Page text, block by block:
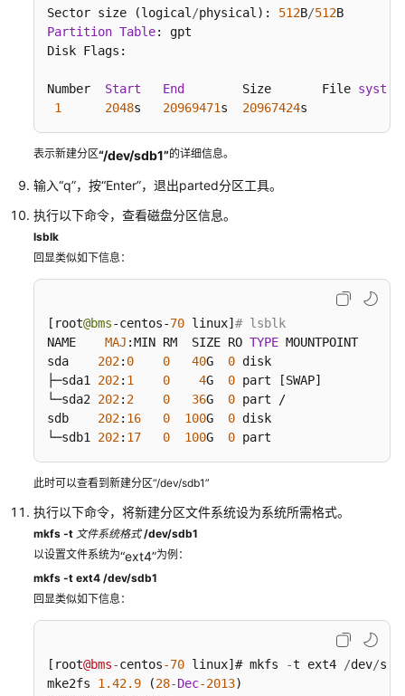
于
2TB
的
数
盘
（Windows
初
化
于
Linux
据
卸
载
磁
盘
Sector size (logical /physical): 512B/512
Partition Table: gpt
Disk Flags:
Number Start End
        Size       File
system
1
2048s 20969471s 20967424s
表示新建分区“/dev/sdb1”的详细信息。
输入“q”，按“Enter”，退出parted分区工具。
执行以下命令，查看磁盘分区信息。
lsblk
回显类似如下信息：
[ root@bms-centos-70 linux] #
NAME MAJ :MIN RM  SIZE RO TYPE MOUNTPOINT
sda 202: 0 0 40G 0 disk
├─sda1 202: 1 0 4G 0 part [SWAP]
└─sda2 202: 2 0 36G 0 part /
sdb 202: 16 0 100G 0 disk
└─sdb1 202: 17 0 100G 0 part
此时可以查看到新建分区“/dev/sdb1”
执行以下命令，将新建分区文件系统设为系统所需格式。
mkfs -t 文件系统格式/dev/sdb1
以设置文件系统为“ext4”为例：
mkfs -t ext4 /dev/sdb1
回显类似如下信息：
[root@bms-centos-70 linux]# mkfs -t ext4 /dev/
mke2fs 1.42.9 (28-Dec-2013)